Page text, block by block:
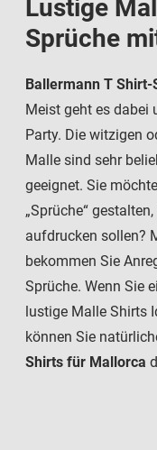
Lustige
Sprüche
Ballermann T Shirt-
Meist geht es dabei
Party. Die witzigen
Malle sind sehr
geeignet. Sie
„Sprüche“
aufdrucken sollen?
bekommen Sie
Sprüche. Wenn Sie
lustige Malle Shirts
können Sie
Shirts für Mallorca